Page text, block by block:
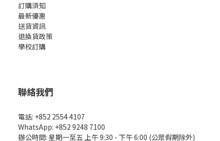
訂購須知
最新優惠
送貨資訊
退換貨政策
學校訂購
聯絡我們
電話: +852 2554 4107
WhatsApp: +852 9248 7100
辦公時間: 星期一至五 上午 9:30 - 下午 6:00 (公眾假期除外)